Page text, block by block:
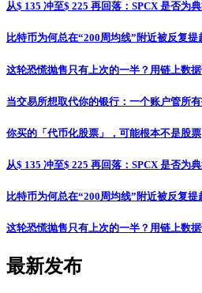
从$ 135 冲至$ 225 再回落：SPCX 是否为
比特币为何总在“200周均线”附近被反复
这轮恐慌抛售只有上次的一半？用链上数
当交易所想取代你的银行：一个账户管所
你买的「代币化股票」，可能根本不是股票
从$ 135 冲至$ 225 再回落：SPCX 是否为
比特币为何总在“200周均线”附近被反复
这轮恐慌抛售只有上次的一半？用链上数
最新发布